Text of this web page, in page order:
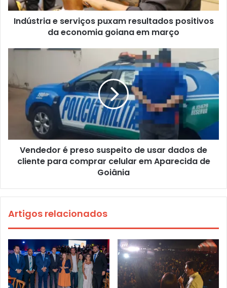
Indústria e serviços puxam resultados positivos
da economia goiana em março
Vendedor é preso suspeito de usar dados de
cliente para comprar celular em Aparecida de
Goiânia
Artigos relacionados